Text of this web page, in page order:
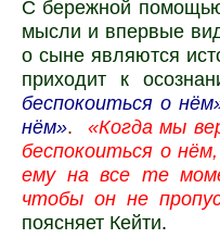
С бережной
мысли и впервые
о сыне являются
приходит к
беспокоиться о
нём».
«Когда мы
беспокоиться о
ему на все те
чтобы он не
поясняет Кейти.